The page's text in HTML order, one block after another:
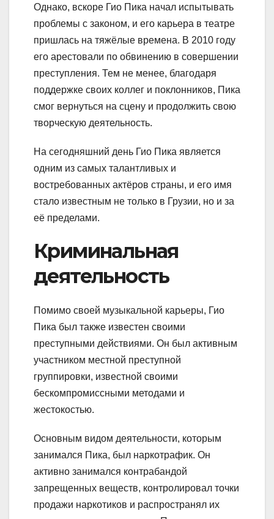
Однако, вскоре Гио Пика начал испытывать
проблемы с законом, и его карьера в театре
пришлась на тяжёлые времена. В 2010 году
его арестовали по обвинению в совершении
преступления. Тем не менее, благодаря
поддержке своих коллег и поклонников, Пика
смог вернуться на сцену и продолжить свою
творческую деятельность.
На сегодняшний день Гио Пика является
одним из самых талантливых и
востребованных актёров страны, и его имя
стало известным не только в Грузии, но и за
её пределами.
Криминальная
деятельность
Помимо своей музыкальной карьеры, Гио
Пика был также известен своими
преступными действиями. Он был активным
участником местной преступной
группировки, известной своими
бескомпромиссными методами и
жестокостью.
Основным видом деятельности, которым
занимался Пика, был наркотрафик. Он
активно занимался контрабандой
запрещенных веществ, контролировал точки
продажи наркотиков и распространял их